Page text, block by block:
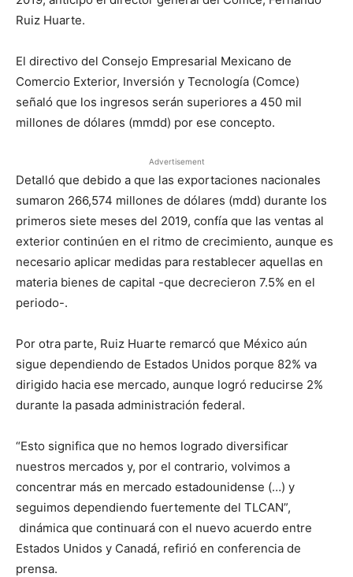
Ruiz Huarte.
El directivo del Consejo Empresarial Mexicano de
Comercio Exterior, Inversión y Tecnología (Comce)
señaló que los ingresos serán superiores a 450 mil
millones de dólares (mmdd) por ese concepto.
Advertisement
Detalló que debido a que las exportaciones nacionales
sumaron 266,574 millones de dólares (mdd) durante los
primeros siete meses del 2019, confía que las ventas al
exterior continúen en el ritmo de crecimiento, aunque es
necesario aplicar medidas para restablecer aquellas en
materia bienes de capital -que decrecieron 7.5% en el
periodo-.
Por otra parte, Ruiz Huarte remarcó que México aún
sigue dependiendo de Estados Unidos porque 82% va
dirigido hacia ese mercado, aunque logró reducirse 2%
durante la pasada administración federal.
“Esto significa que no hemos logrado diversificar
nuestros mercados y, por el contrario, volvimos a
concentrar más en mercado estadounidense (…) y
seguimos dependiendo fuertemente del TLCAN”,
dinámica que continuará con el nuevo acuerdo entre
Estados Unidos y Canadá, refirió en conferencia de
prensa.